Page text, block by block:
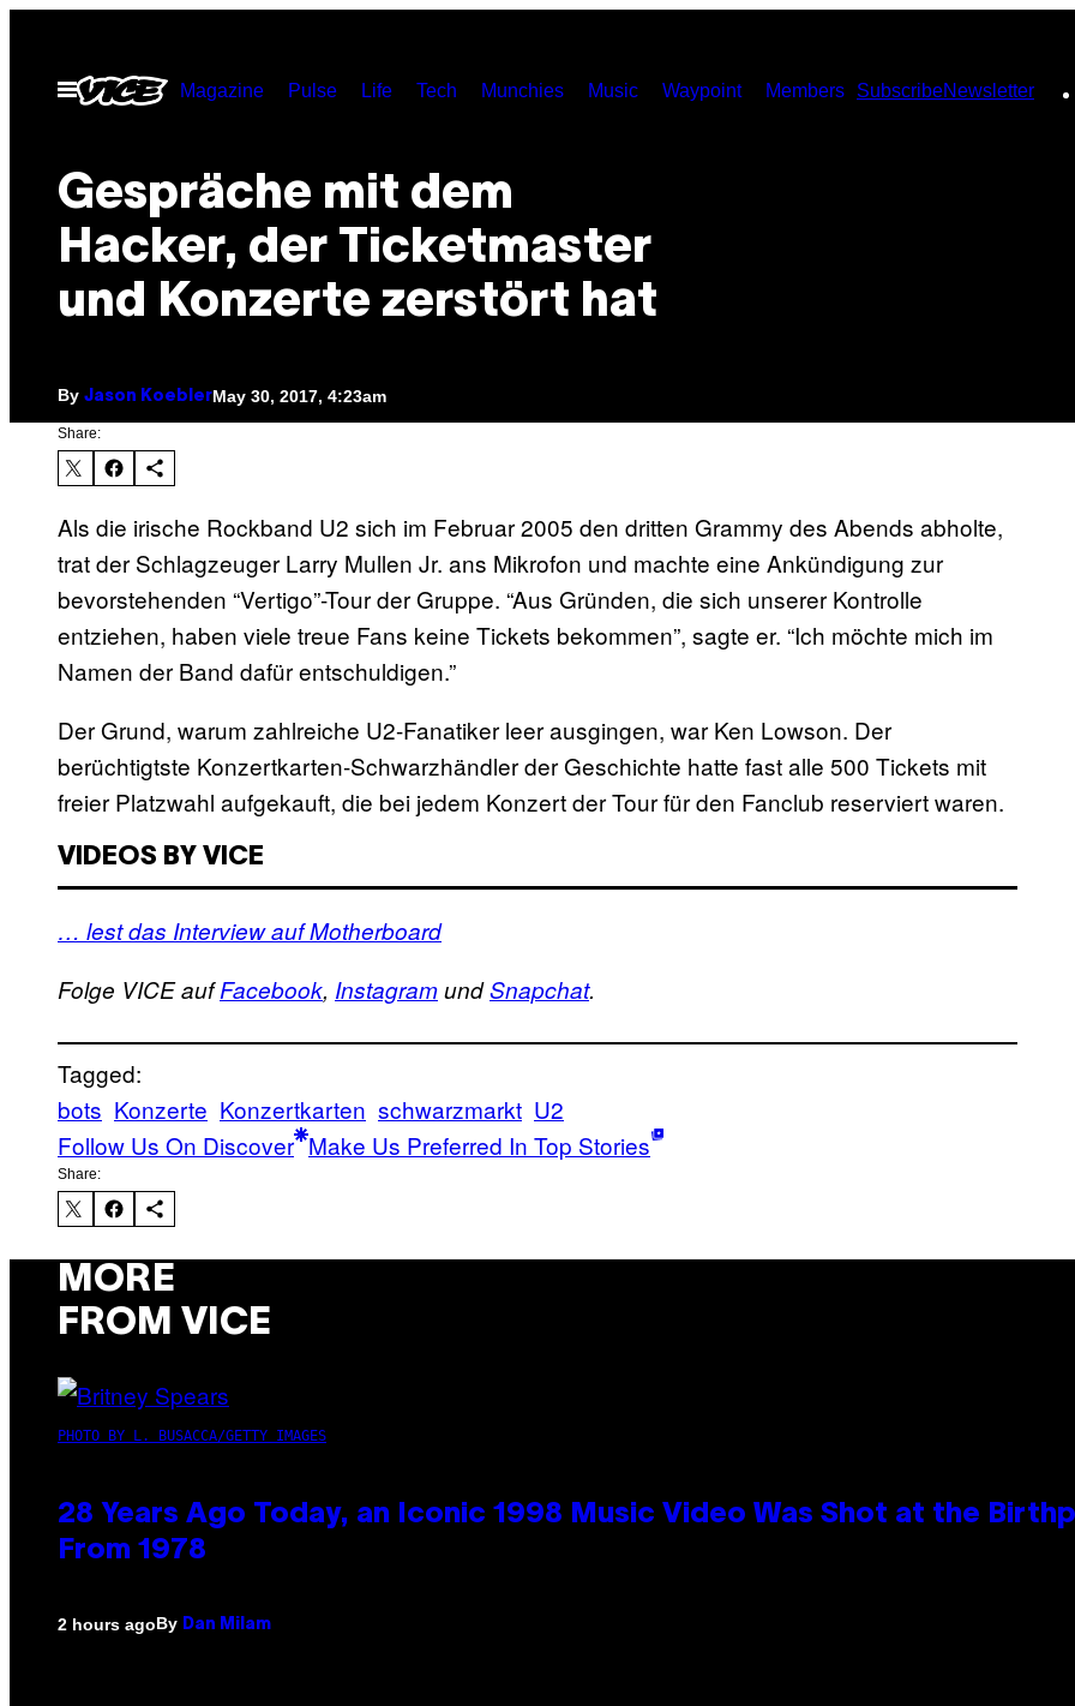
contentOpen
Menu
Magazine Pulse Life Tech Munchies Music Waypoint Members SubscribeNewsletter
Gespräche mit dem
Hacker, der Ticketmaster
und Konzerte zerstört hat
By Jason KoeblerMay 30, 2017, 4:23am
Share:
Als die irische Rockband U2 sich im Februar 2005 den dritten Grammy des Abends abholte,
trat der Schlagzeuger Larry Mullen Jr. ans Mikrofon und machte eine Ankündigung zur
bevorstehenden “Vertigo”-Tour der Gruppe. “Aus Gründen, die sich unserer Kontrolle
entziehen, haben viele treue Fans keine Tickets bekommen”, sagte er. “Ich möchte mich im
Namen der Band dafür entschuldigen.”
Der Grund, warum zahlreiche U2-Fanatiker leer ausgingen, war Ken Lowson. Der
berüchtigtste Konzertkarten-Schwarzhändler der Geschichte hatte fast alle 500 Tickets mit
freier Platzwahl aufgekauft, die bei jedem Konzert der Tour für den Fanclub reserviert waren.
VIDEOS BY VICE
… lest das Interview auf Motherboard
Folge VICE aufFacebook, InstagramundSnapchat.
Tagged:
bots Konzerte Konzertkarten schwarzmarkt U2
Follow Us On Discover Make Us Preferred In Top Stories
Share:
MORE
FROM VICE
PHOTO BY L. BUSACCA/GETTY IMAGES
28 Years Ago Today, an Iconic 1998 Music Video Was Shot at the
From 1978
2 hours agoBy Dan Milam